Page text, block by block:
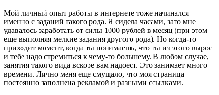
Мой личный опыт работы в интернете тоже начинался
именно с заданий такого рода. Я сидела часами, зато мне
удавалось заработать от силы 1000 рублей в месяц (при этом
еще выполняя мелкие задания другого рода). Но когда-то
приходит момент, когда ты понимаешь, что ты из этого вырос
и тебе надо стремиться к чему-то большему. В любом случае,
занятия такого вида вскоре вам надоест. Это занимает много
времени. Лично меня еще смущало, что моя страница
постоянно заполнена рекламой и разными ссылками.